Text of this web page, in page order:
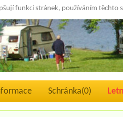
funkci stránek, používáním těchto
Schránka(0)